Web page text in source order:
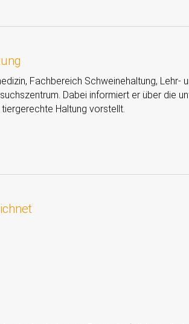
Fachbereich Schweinehaltung, ­­­­­­­­­­­­­­­­­­­­­­­­­­­­­Lehr-
Dabei informiert er über die
Haltung vorstellt.